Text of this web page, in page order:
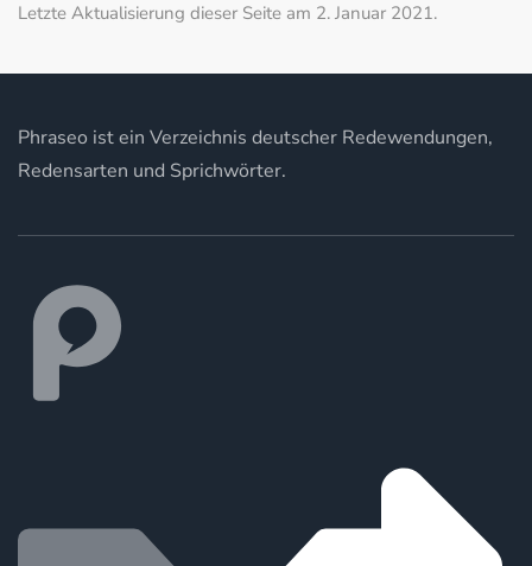
Letzte Aktualisierung dieser Seite am 2. Januar 2021.
Phraseo ist ein Verzeichnis deutscher Redewendungen,
Redensarten und Sprichwörter.